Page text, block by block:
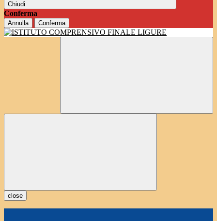
Chiudi
Conferma
Annulla Conferma
close